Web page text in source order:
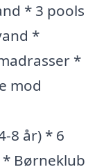
* 3 pools
*
*
mod
8 år) * 6
Børneklub